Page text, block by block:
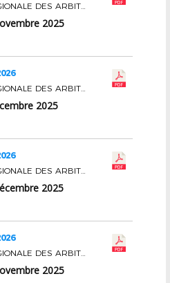
COMMISSION REGIONALE DES ARBITRES
2025
COMMISSION REGIONALE DES ARBITRES
2025
COMMISSION REGIONALE DES ARBITRES
2025
COMMISSION REGIONALE DES ARBITRES
2025